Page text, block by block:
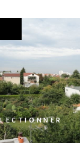
VOIR LE BIEN